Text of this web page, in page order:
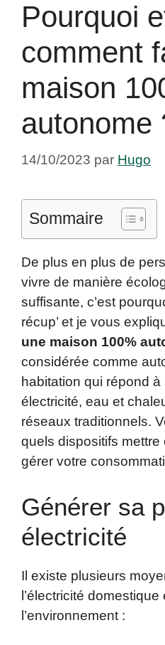
Pourquoi
comment
maison
autonome
14/10/2023 par Hugo
Sommaire
De plus en plus de
vivre de manière
suffisante, c’est
récup’ et je vous
une maison 100%
considérée comme
habitation qui répond
électricité, eau et
réseaux traditionnels.
quels dispositifs
gérer votre
Générer sa
électricité
Il existe plusieurs
l’électricité
l’environnement :